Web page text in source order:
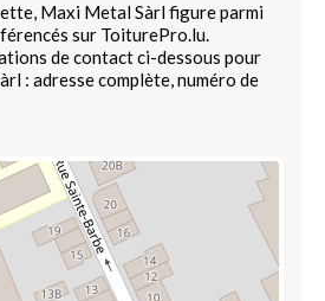
Maxi Metal Sàrl figure parmi
sur ToiturePro.lu.
de contact ci-dessous pour
: adresse complète, numéro de